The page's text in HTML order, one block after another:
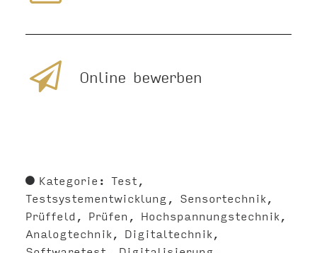
Online bewerben
Kategorie: Test
Testsystementwicklung
Sensortechnik
Prüffeld
Prüfen
Hochspannungstechnik
Analogtechnik
Digitaltechnik